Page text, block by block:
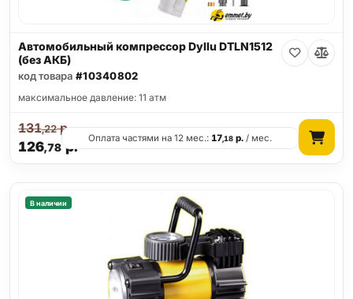
Автомобильный компрессор Dyllu DTLN1512
(без АКБ)
код товара #10340802
максимальное давление: 11 атм
126,78р.
131,22р.
Оплата частями на 12 мес.:17,18 р. / мес.
В наличии